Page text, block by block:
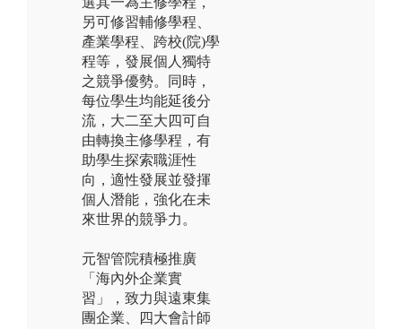
另可修習輔修學程、
產業學程、跨校(院)學
程等，發展個人獨特
之競爭優勢。同時，
每位學生均能延後分
流，大二至大四可自
由轉換主修學程，有
助學生探索職涯性
向，適性發展並發揮
個人潛能，強化在未
來世界的競爭力。
元智管院積極推廣
「海內外企業實
習」，致力與遠東集
團企業、四大會計師